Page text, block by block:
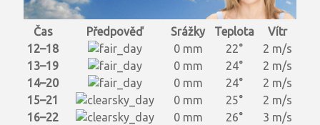
Čas Předpověď Srážky Teplota
Vítr
12–18
0 mm 22°
2 m/s
13–19
0 mm 24°
2 m/s
14–20
0 mm 24°
2 m/s
15–21
0 mm 25°
2 m/s
16–22
0 mm 26°
3 m/s